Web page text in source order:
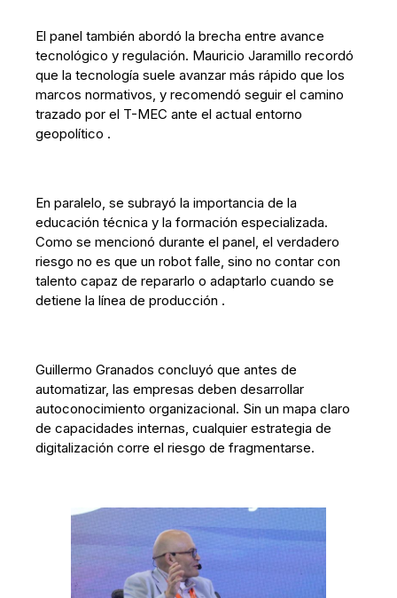
El panel también abordó la brecha entre avance
tecnológico y regulación. Mauricio Jaramillo recordó
que la tecnología suele avanzar más rápido que los
marcos normativos, y recomendó seguir el camino
trazado por el T-MEC ante el actual entorno
geopolítico .
En paralelo, se subrayó la importancia de la
educación técnica y la formación especializada.
Como se mencionó durante el panel, el verdadero
riesgo no es que un robot falle, sino no contar con
talento capaz de repararlo o adaptarlo cuando se
detiene la línea de producción .
Guillermo Granados concluyó que antes de
automatizar, las empresas deben desarrollar
autoconocimiento organizacional. Sin un mapa claro
de capacidades internas, cualquier estrategia de
digitalización corre el riesgo de fragmentarse.